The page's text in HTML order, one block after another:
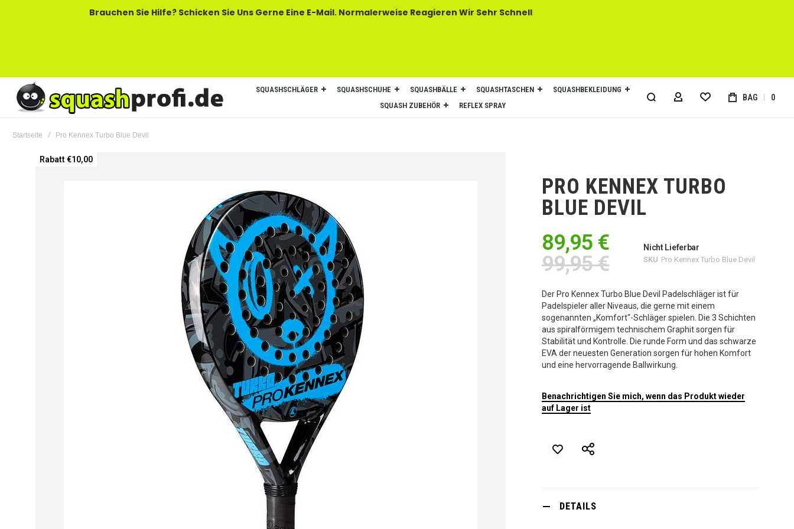
Brauchen Sie Hilfe? Schicken Sie Uns Gerne Eine E-Mail. Normalerweise Reagieren Wir Sehr Schnell
SQUASHSCHLÄGER SQUASHSCHUHE SQUASHBÄLLE SQUASHTASCHEN
SQUASHBEKLEIDUNG
SQUASH ZUBEHÖR
REFLEX SPRAY MY ACCOUNT BAG 0
Startseite Pro Kennex Turbo Blue Devil
Zum
Rabatt €10,00
PRO KENNEX TURBO
BLUE DEVIL
89,95 €
99,95 €
Nicht Lieferbar
SKU Pro Kennex Turbo Blue Devil
Der Pro Kennex Turbo Blue Devil Padelschläger ist für
Padelspieler aller Niveaus, die gerne mit einem
sogenannten „Komfort“-Schläger spielen. Die 3 Schichten
aus spiralförmigem technischem Graphit sorgen für
Stabilität und Kontrolle. Die runde Form und das schwarze
EVA der neuesten Generation sorgen für hohen Komfort
und eine hervorragende Ballwirkung.
Benachrichtigen Sie mich, wenn das Produkt wieder
auf Lager ist
DETAILS